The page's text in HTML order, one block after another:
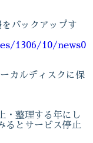
バックアップす
1306/10/news0
カルディスクに保
・整理する年にし
るとサービス停止